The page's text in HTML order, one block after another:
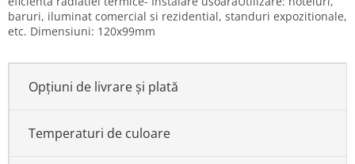
baruri, iluminat comercial si rezidential, standuri expozitionale,
etc. Dimensiuni: 120x99mm
Opțiuni de livrare și plată
Temperaturi de culoare